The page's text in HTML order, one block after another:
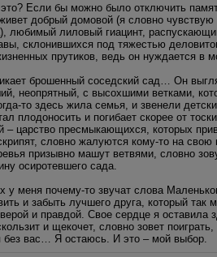
Если бы можно было отключить
добрый домовой (я словно
любимый лиловый гиацинт,
склонившихся под тяжестью
прутиков, ведь он нуждается в
брошенный соседский сад… Он
неопрятный, с высохшими ветками,
то здесь жила семья, и звенели
плодоносить и погибает скорее от
– царство пресмыкающихся, которых
словно жалуются кому-то на
призывно машут ветвями, словно
осиротевшего сада.
у меня почему-то звучат слова
и забыть лучшего друга, который
и правдой. Свое сердце я
и щекочет, словно зовет
без вас… Я остаюсь. И это – мой выбор.